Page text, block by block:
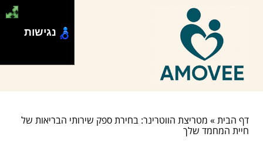
דף הבית» מטריצת הווטרינר: בחירת ספק שירותי הבריאות של
חיית המחמד שלך
נגישות